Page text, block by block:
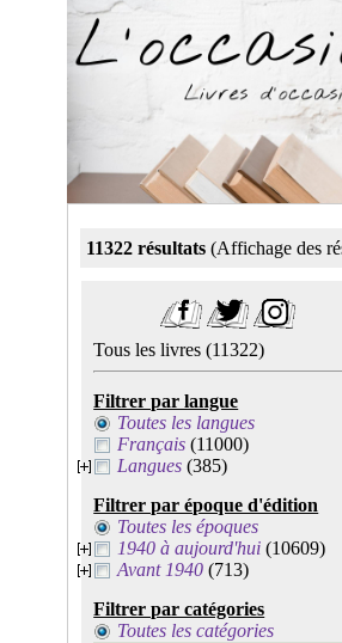
11322 résultats (Affichage des
Tous les livres(11322)
Filtrer par langue
Toutes les langues
Français (11000)
Langues (385)
Filtrer par époque d'édition
Toutes les époques
1940 à aujourd'hui (10609)
Avant 1940 (713)
Filtrer par catégories
Toutes les catégories